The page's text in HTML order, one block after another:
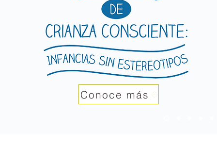
Conoce más